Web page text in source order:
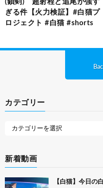
(鎖剣) 超射程と追尾が強す
ぎる件【火力検証】#白猫プ
ロジェクト #白猫 #shorts
カテゴリー
新着動画
【白猫】今日の